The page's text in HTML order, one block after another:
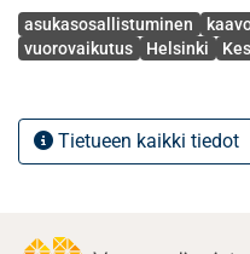
asukkaiden perinteinen
edustuksellinen
toteutuisivat, kaavoitusta
rakennuslaki korostaa
suunnittelukäsityksessä
Avainsanat
asukasosallistuminen
vuorovaikutus
Helsinki
Tietueen kaikki tiedot